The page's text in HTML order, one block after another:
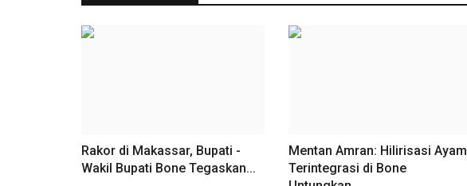
Rakor di Makassar, Bupati -
Wakil Bupati Bone Tegaskan...
Mentan Amran: Hilirisasi Ayam
Terintegrasi di Bone